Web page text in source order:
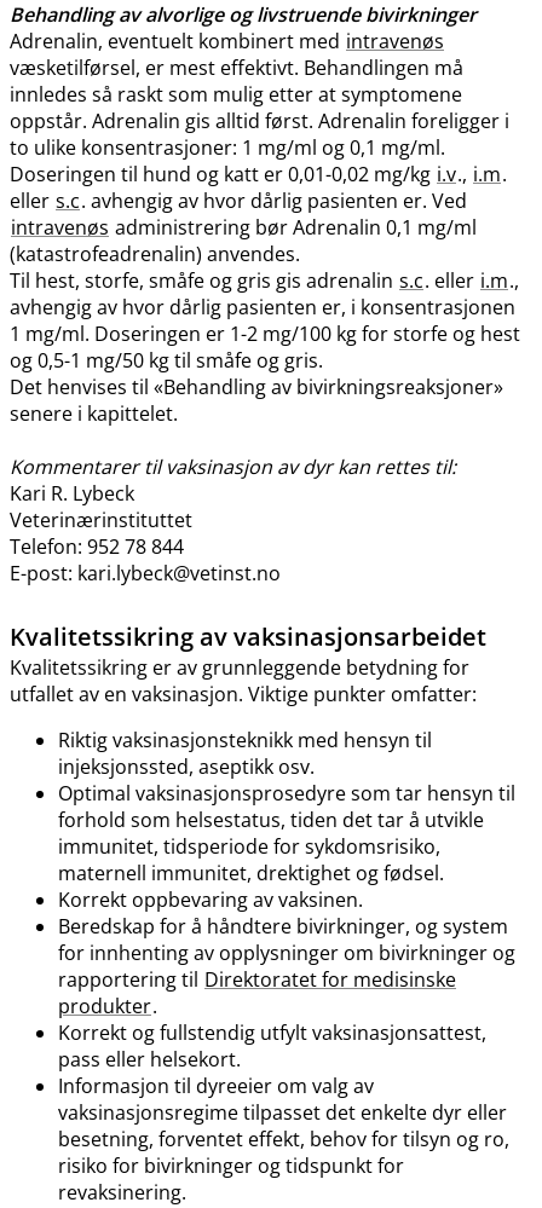
Behandling av alvorlige og livstruende bivirkninger
Adrenalin, eventuelt kombinert med intravenøs
væsketilførsel, er mest effektivt. Behandlingen må
innledes så raskt som mulig etter at symptomene
oppstår. Adrenalin gis alltid først. Adrenalin foreligger i
to ulike konsentrasjoner: 1 mg/ml og 0,1 mg​/​ml.
Doseringen til hund og katt er 0,01-0,02 mg/kg i.v., i.m.
eller s.c. avhengig av hvor dårlig pasienten er. Ved
intravenøs administrering bør Adrenalin 0,1 mg/ml
(katastrofeadrenalin) anvendes.
Til hest, storfe, småfe og gris gis adrenalin s.c. eller i.m.,
avhengig av hvor dårlig pasienten er, i konsentrasjonen
1 mg​/​ml. Doseringen er 1-2 mg/100 kg for storfe og hest
og 0,5-1 mg/50 kg til småfe og gris.
Det henvises til «Behandling av bivirkningsreaksjoner»
senere i kapittelet.
Kommentarer til vaksinasjon av dyr kan rettes til:
Kari R. Lybeck
Veterinærinstituttet
Telefon: 952 78 844
E-post: kari.lybeck@vetinst.no
Kvalitetssikring av vaksinasjonsarbeidet
Kvalitetssikring er av grunnleggende betydning for
utfallet av en vaksinasjon. Viktige punkter omfatter:
Riktig vaksinasjonsteknikk med hensyn til
injeksjonssted, aseptikk osv.
Optimal vaksinasjonsprosedyre som tar hensyn til
forhold som helsestatus, tiden det tar å utvikle
immunitet, tidsperiode for sykdomsrisiko,
maternell immunitet, drektighet og fødsel.
Korrekt oppbevaring av vaksinen.
Beredskap for å håndtere bivirkninger, og system
for innhenting av opplysninger om bivirkninger og
rapportering til Direktoratet for medisinske
produkter.
Korrekt og fullstendig utfylt vaksinasjonsattest,
pass eller helsekort.
Informasjon til dyreeier om valg av
vaksinasjonsregime tilpasset det enkelte dyr eller
besetning, forventet effekt, behov for tilsyn og ro,
risiko for bivirkninger og tidspunkt for
revaksinering.